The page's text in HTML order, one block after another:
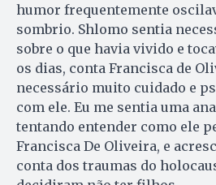
humor frequentemente
sombrio. Shlomo sentia
sobre o que havia vivido e
os dias, conta Francisca de
necessário muito cuidado e
com ele. Eu me sentia uma
tentando entender como ele
Francisca De Oliveira, e
conta dos traumas do